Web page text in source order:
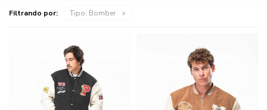
Filtrando por: Tipo: Bomber